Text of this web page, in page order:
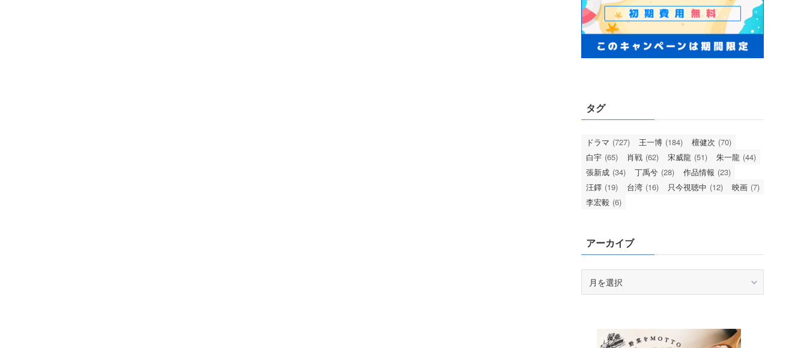
タグ
ドラマ (727) 王一博 (184) 檀健次 (70)
白宇 (65) 肖戦 (62) 宋威龍 (51) 朱一龍 (44)
張新成 (34) 丁禹兮 (28) 作品情報 (23)
汪鐸 (19) 台湾 (16) 只今視聴中 (12) 映画 (7)
李宏毅 (6)
アーカイブ